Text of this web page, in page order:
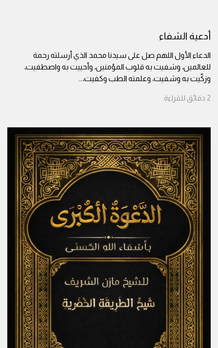
أدعية الشفاء
الدعاء الأول اللهم صل على سيدنا محمد الذي أرسلته رحمة
للعالمين، وشفيت به قلوب المؤمنين، وأحييت به واصطفيت،
وزكّيت به وشفيت، وعلمته الطب وكفيت،...
2 دقائق للقراءة